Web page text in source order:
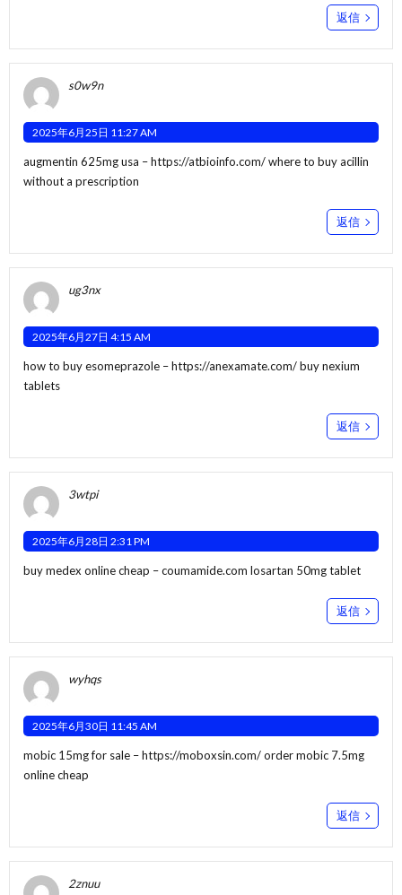
返信
s0w9n
2025年6月25日 11:27 AM
augmentin 625mg usa –https://atbioinfo.com/where to buy acillin
without a prescription
返信
ug3nx
2025年6月27日 4:15 AM
how to buy esomeprazole –https://anexamate.com/buy nexium
tablets
返信
3wtpi
2025年6月28日 2:31 PM
buy medex online cheap –coumamide.com losartan 50mg tablet
返信
wyhqs
2025年6月30日 11:45 AM
mobic 15mg for sale –https://moboxsin.com/order mobic 7.5mg
online cheap
返信
2znuu